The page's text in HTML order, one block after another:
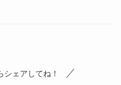
シェアしてね！